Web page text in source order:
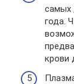
самых
года.
крови